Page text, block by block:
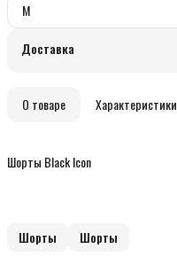
M
Доставка
О товаре Характеристики
Шорты Black Icon
Шорты Шорты